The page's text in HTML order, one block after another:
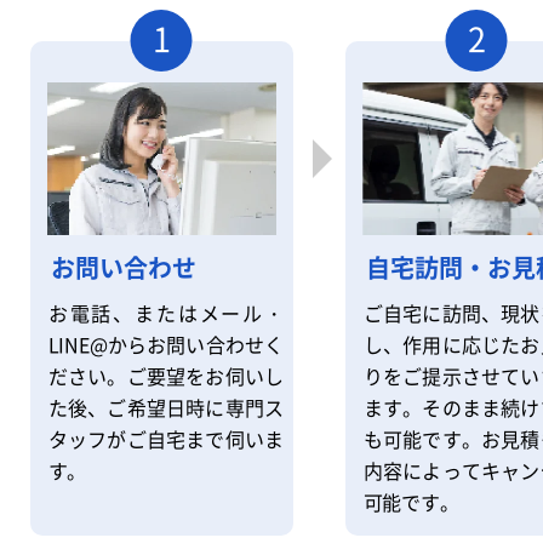
1
お問い合わせ
お電話、またはメール・
LINE@からお問い合わせく
ださい。ご要望をお伺いし
た後、ご希望日時に専門ス
タッフがご自宅まで伺いま
す。
2
自宅訪問・お
ご自宅に訪問、現
し、作用に応じた
りをご提示させて
ます。そのまま続
も可能です。お見
内容によってキャ
可能です。